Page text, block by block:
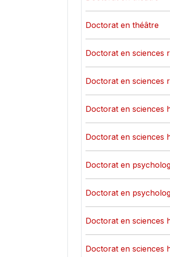
Doctorat en théâtre
Doctorat en sciences
Doctorat en sciences
Doctorat en sciences
Doctorat en sciences
Doctorat en
Doctorat en
Doctorat en sciences
Doctorat en sciences